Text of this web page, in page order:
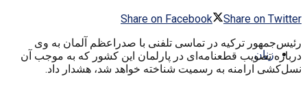
زنان
Share on Facebook
Share on Twitter
رئیس‌جمهور ترکیه در تماسی تلفنی با صدراعظم آلمان به وی
درباره تصویب قطعنامه‌ای در پارلمان این کشور که به موجب آن
نسل‌کشی ارامنه به رسمیت شناخته خواهد شد، هشدار داد.